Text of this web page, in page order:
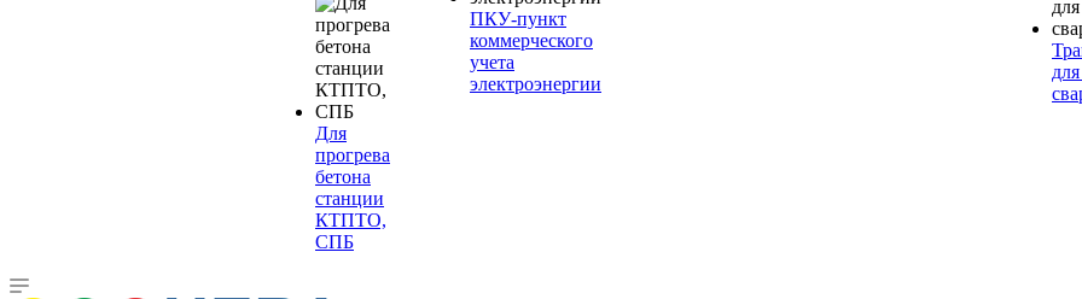
Для
прогрева
бетона
станции
КТПТО,
СПБ
ПКУ-пункт
коммерческого
учета
электроэнергии